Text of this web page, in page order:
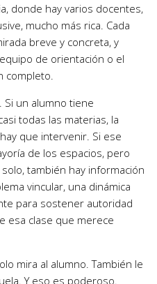
donde hay varios docentes,
mucho más rica. Cada
breve y concreta, y
de orientación o el
completo.
Si un alumno tiene
todas las materias, la
que intervenir. Si ese
de los espacios, pero
también hay información
vincular, una dinámica
para sostener autoridad
esa clase que merece
mira al alumno. También le
Y eso es poderoso.